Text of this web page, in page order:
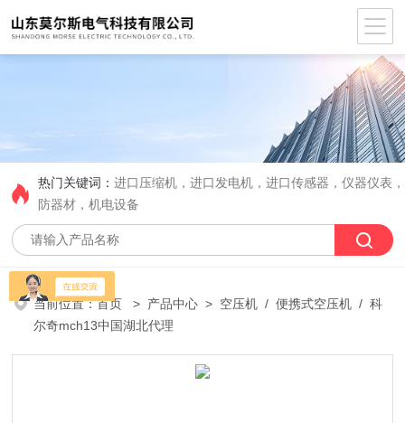
热门关键词：进口压缩机，进口发电机，进口传感器，仪器仪表
防器材，机电设备
当前位置：首页 > 产品中心 > 空压机 /便携式空压机 / 科
尔奇mch13中国湖北代理